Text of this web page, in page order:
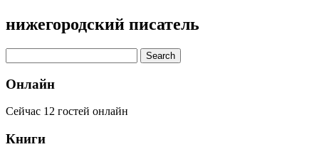
нижегородский писатель
Онлайн
Сейчас 12 гостей онлайн
Книги